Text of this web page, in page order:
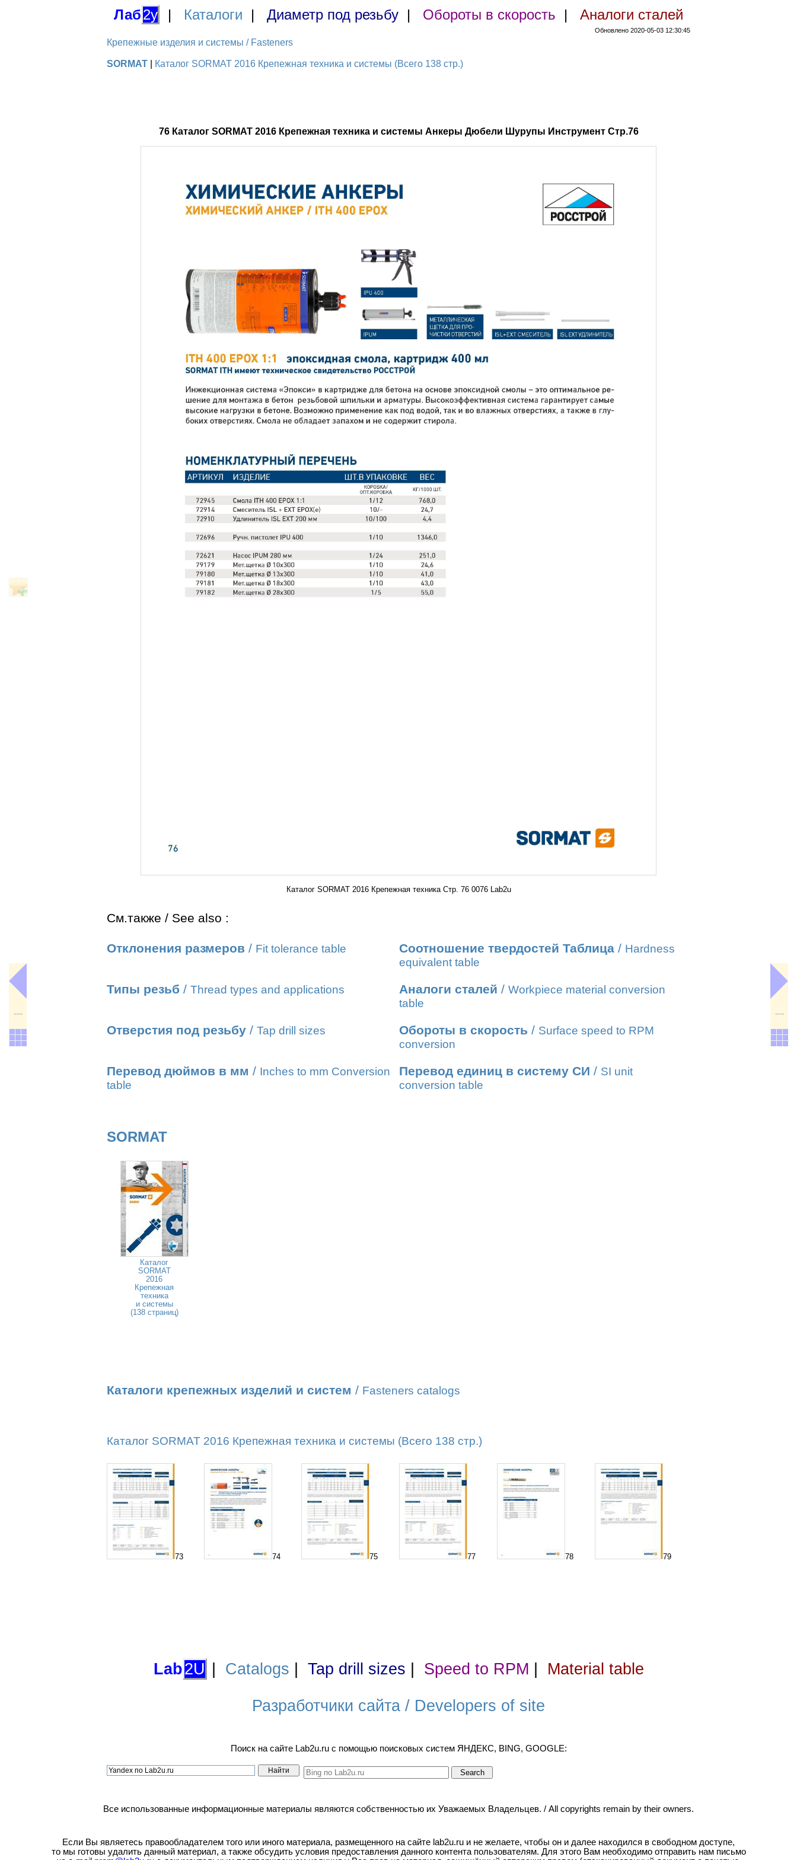
Лаб2у | Каталоги | Диаметр под резьбу | Обороты в скорость | Аналоги сталей
Обновлено 2020-05-03 12:30:45
Крепежные изделия и системы / Fasteners
SORMAT Каталог SORMAT 2016 Крепежная техника и системы (Всего 138 стр.)
76 Каталог SORMAT 2016 Крепежная техника и системы Анкеры Дюбели Шурупы Инструмент Стр.76
Каталог SORMAT 2016 Крепежная техника Стр. 76 0076 Lab2u
См.также / See also :
Отклонения размеров / Fit tolerance table Соотношение твердостей Таблица / Hardness
equivalent table
Типы резьб / Thread types and applications Аналоги сталей / Workpiece material conversion
table
Отверстия под резьбу / Tap drill sizes Обороты в скорость / Surface speed to RPM
conversion
Перевод дюймов в мм / Inches to mm Conversion
table
Перевод единиц в систему СИ / SI unit
conversion table
SORMAT
Каталог
SORMAT
2016
Крепежная
техника
и системы
(138 страниц)
Каталоги крепежных изделий и систем / Fasteners catalogs
Каталог SORMAT 2016 Крепежная техника и системы (Всего 138 стр.)
73 74 75 77 78 79
--- ---
Lab2U Catalogs Tap drill sizes Speed to RPM Material table
Разработчики сайта / Developers of site
Поиск на сайте Lab2u.ru с помощью поисковых систем ЯНДЕКС, BING, GOOGLE:
Все использованные информационные материалы являются собственностью их Уважаемых Владельцев. / All copyrights remain by their owners.
Если Вы являетесь правообладателем того или иного материала, размещенного на сайте lab2u.ru и не желаете, чтобы он и далее находился в свободном доступе,
то мы готовы удалить данный материал, а также обсудить условия предоставления данного контента пользователям. Для этого Вам необходимо отправить нам письмо